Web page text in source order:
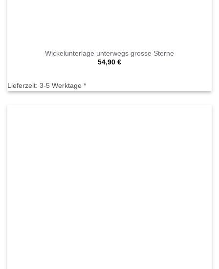
Wickelunterlage unterwegs grosse Sterne
54,90 €
Lieferzeit: 3-5 Werktage *